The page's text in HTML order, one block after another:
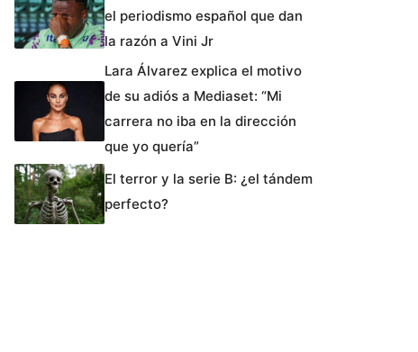
el periodismo español que dan
la razón a Vini Jr
Lara Álvarez explica el motivo
de su adiós a Mediaset: “Mi
carrera no iba en la dirección
que yo quería”
El terror y la serie B: ¿el tándem
perfecto?